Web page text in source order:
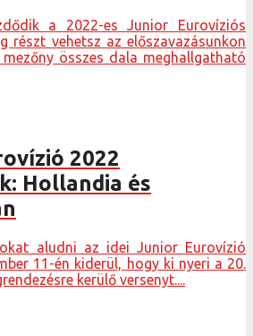
a 2022-es Junior Eurovíziós
részt vehetsz az előszavazásunkon
összes dala meghallgatható
2022
Hollandia és
aludni az idei Junior Eurovízió
11-én kiderül, hogy ki nyeri a 20.
kerülő versenyt....